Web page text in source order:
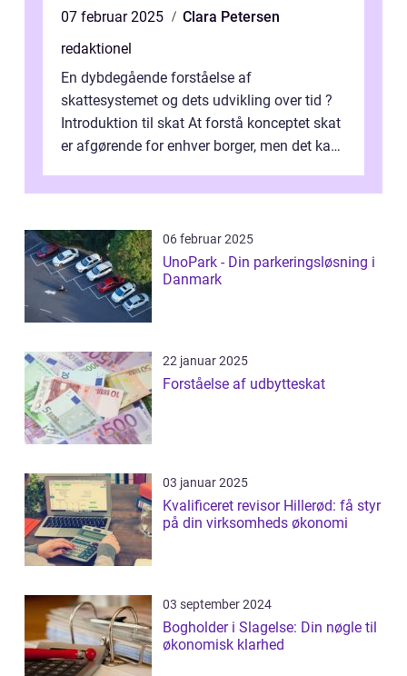
07 februar 2025
Clara Petersen
redaktionel
En dybdegående forståelse af
skattesystemet og dets udvikling over tid ?
Introduktion til skat At forstå konceptet skat
er afgørende for enhver borger, men det kan
06 februar 2025
UnoPark - Din parkeringsløsning i
Danmark
22 januar 2025
Forståelse af udbytteskat
03 januar 2025
Kvalificeret revisor Hillerød: få styr
på din virksomheds økonomi
03 september 2024
Bogholder i Slagelse: Din nøgle til
økonomisk klarhed